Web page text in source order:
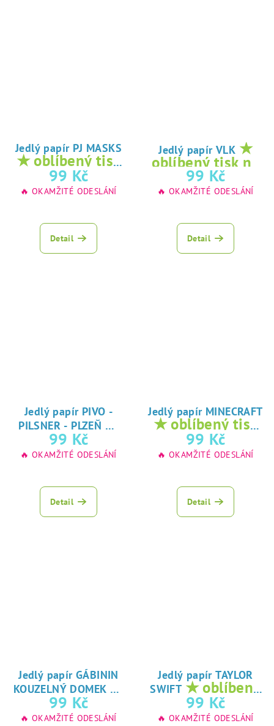
Jedlý papír PJ MASKS
★ oblíbený tisk
na jedlý papír
99 Kč
🔥 OKAMŽITÉ ODESLÁNÍ
Detail
Jedlý papír VLK ★
oblíbený tisk na
jedlý papír
99 Kč
🔥 OKAMŽITÉ ODESLÁNÍ
Detail
Jedlý papír PIVO -
PILSNER - PLZEŇ ★
oblíbený tisk na
jedlý papír
99 Kč
🔥 OKAMŽITÉ ODESLÁNÍ
Detail
Jedlý papír MINECRAFT
★ oblíbený tisk
na jedlý papír
99 Kč
🔥 OKAMŽITÉ ODESLÁNÍ
Detail
Jedlý papír GÁBININ
KOUZELNÝ DOMEK ★
oblíbený tisk na
jedlý papír
99 Kč
🔥 OKAMŽITÉ ODESLÁNÍ
Jedlý papír TAYLOR
SWIFT ★ oblíbený
tisk na jedlý
papír
99 Kč
🔥 OKAMŽITÉ ODESLÁNÍ